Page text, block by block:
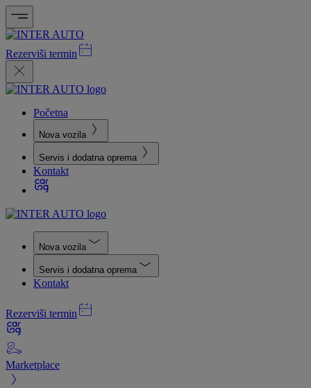
Rezerviši termin
Početna
Nova vozila
Servis i dodatna oprema
Kontakt
Nova vozila
Servis i dodatna oprema
Kontakt
Rezerviši termin
Marketplace